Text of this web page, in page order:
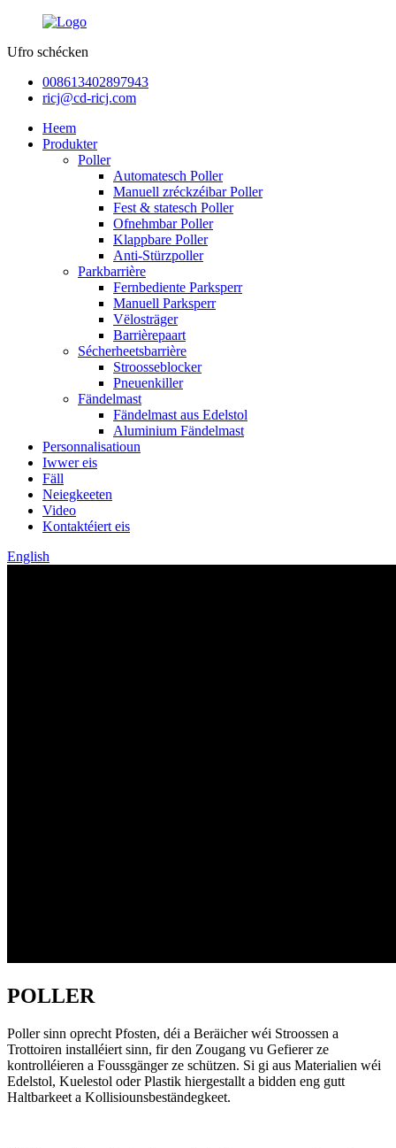
Ufro schécken
008613402897943
ricj@cd-ricj.com
Heem
Produkter
Poller
Automatesch Poller
Manuell zréckzéibar Poller
Fest & statesch Poller
Ofnehmbar Poller
Klappbare Poller
Anti-Stürzpoller
Parkbarrière
Fernbediente Parksperr
Manuell Parksperr
Vëlosträger
Barrièrepaart
Sécherheetsbarrière
Stroosseblocker
Pneuenkiller
Fändelmast
Fändelmast aus Edelstol
Aluminium Fändelmast
Personnalisatioun
Iwwer eis
Fäll
Neiegkeeten
Video
Kontaktéiert eis
English
POLLER
Poller sinn oprecht Pfosten, déi a Beräicher wéi Stroossen a
Trottoiren installéiert sinn, fir den Zougang vu Gefierer ze
kontrolléieren a Foussgänger ze schützen. Si gi aus Materialien wéi
Edelstol, Kuelestol oder Plastik hiergestallt a bidden eng gutt
Haltbarkeet a Kollisiounsbeständegkeet.